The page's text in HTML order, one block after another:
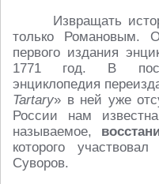
Извращать
только Романовым.
первого издания
1771 год. В
энциклопедия
Tartary» в ней уже
России нам
называемое,
которого
Суворов.